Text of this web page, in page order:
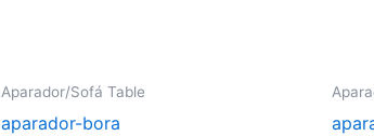
Aparador/Sofá Table
aparador-bora